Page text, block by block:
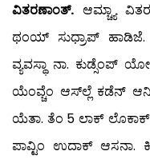
ವಿತರಣಾಂತ್. ಆಮ್ಚ್ಯಾ
ಥಂಯ್ ಸುಧ್ರಾಪ್ ಹಾಡಿಜೆ.
ವ್ಯವಸ್ಥಾ ನಾ. ಕುಡ್ಸೆಂಪ್
ಯೆಂವ್ಚೆಂ ಆಸ್‍ಲ್ಲೆ ಕಡೆನ್
ಯೆತಾ. ತೆಂ 5 ಲಾಕ್ ಲೊಕಾಕ್
ಪಾವ್ಟಿಂ ಉದಾಕ್ ಆಸನಾ.